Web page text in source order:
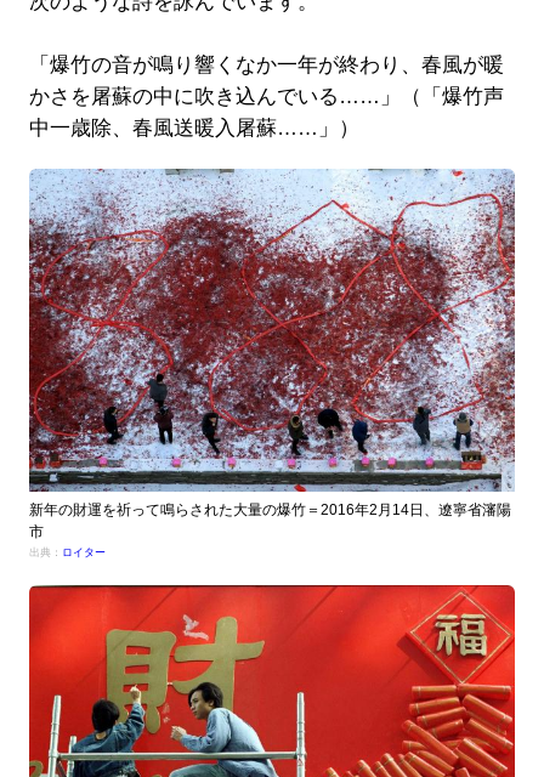
「爆竹の音が鳴り響くなか一年が終わり、春風が暖
かさを屠蘇の中に吹き込んでいる……」（「爆竹声
中一歳除、春風送暖入屠蘇……」）
新年の財運を祈って鳴らされた大量の爆竹＝2016年2月14日、遼寧省瀋陽
市
出典： ロイター